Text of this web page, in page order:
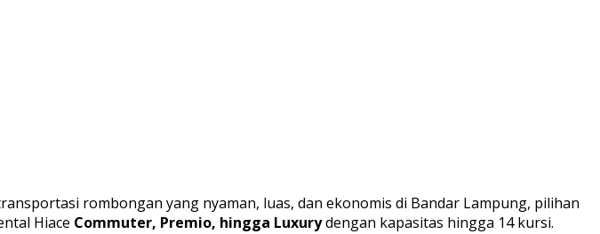
rombongan yang nyaman, luas, dan ekonomis di Bandar Lampung, pilihan
Hiace Commuter, Premio, hingga Luxurydengan kapasitas hingga 14 kursi.